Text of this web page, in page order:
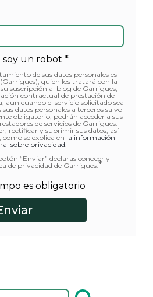
un robot *
de sus datos personales es
suscripción al blog de Garrigues,
contractual de prestación de
aun cuando el servicio solicitado sea
datos personales a terceros salvo
obligatorio, podrán acceder a sus
de servicios de Garrigues.
rectificar y suprimir sus datos, así
se explica en la información
sobre privacidad.
“Enviar” declaras conocer y
de privacidad de Garrigues. *
es obligatorio